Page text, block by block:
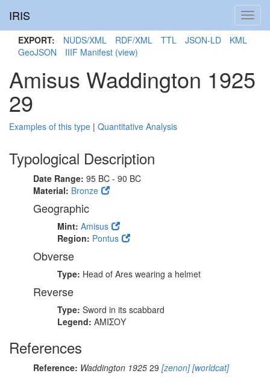
IRIS
EXPORT: NUDS/XML RDF/XML TTL JSON-LD
KML
GeoJSON
IIIF Manifest (view)
Amisus Waddington 1925
29
Examples of this type | Quantitative Analysis
Typological Description
Date Range: 95 BC - 90 BC
Material: Bronze
Geographic
Mint: Amisus
Region: Pontus
Obverse
Type: Head of Ares wearing a helmet
Reverse
Type: Sword in its scabbard
Legend: ΑΜΙΣΟΥ
References
Reference: Waddington 1925 29 [zenon][worldcat]